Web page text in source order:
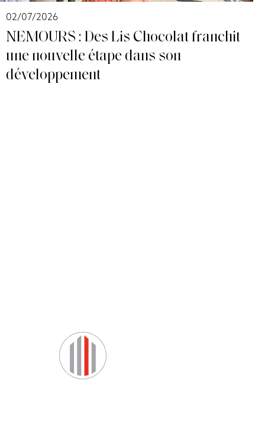
02/07/2026
NEMOURS : Des Lis Chocolat franchit
une nouvelle étape dans son
développement